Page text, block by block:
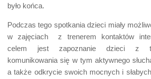
było końca.
Podczas tego spotkania dzieci miały
w zajęciach z trenerem kontaktów
celem jest zapoznanie dzieci z
komunikowania się w tym aktywnego
a także odkrycie swoich mocnych i